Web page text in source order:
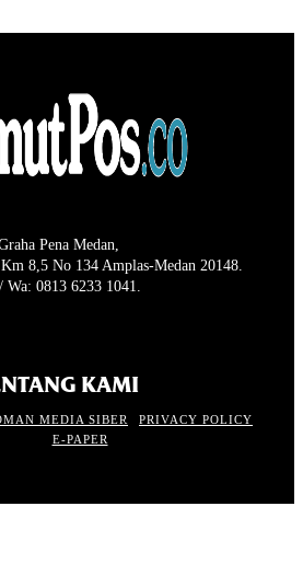
Pena Medan,
8,5 No 134 Amplas-Medan 20148.
Wa: 0813 6233 1041.
KAMI
MEDIA SIBER
PRIVACY POLICY
E-PAPER